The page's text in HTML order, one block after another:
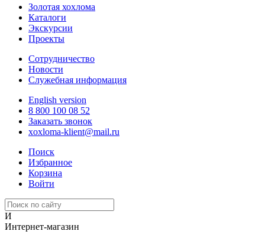
Золотая хохлома
Каталоги
Экскурсии
Проекты
Сотрудничество
Новости
Служебная информация
English version
8 800 100 08 52
Заказать звонок
xoxloma-klient@mail.ru
Поиск
Избранное
Корзина
Войти
И
Интернет-магазин